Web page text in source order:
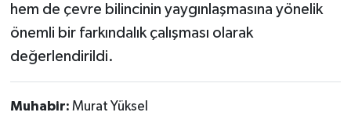
hem de çevre bilincinin yaygınlaşmasına yönelik
önemli bir farkındalık çalışması olarak
değerlendirildi.
Muhabir: Murat Yüksel